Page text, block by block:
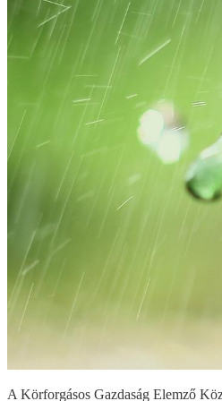
A Körforgásos Gazdaság Elemző